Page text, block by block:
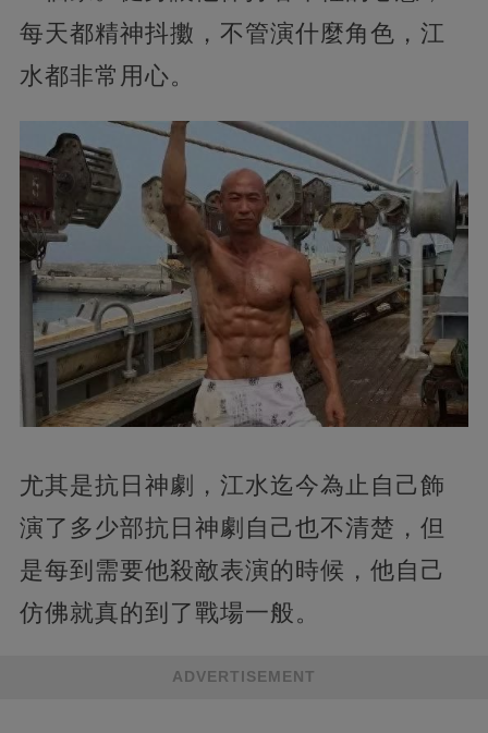
每天都精神抖擻，不管演什麼角色，江
水都非常用心。
尤其是抗日神劇，江水迄今為止自己飾
演了多少部抗日神劇自己也不清楚，但
是每到需要他殺敵表演的時候，他自己
仿佛就真的到了戰場一般。
ADVERTISEMENT